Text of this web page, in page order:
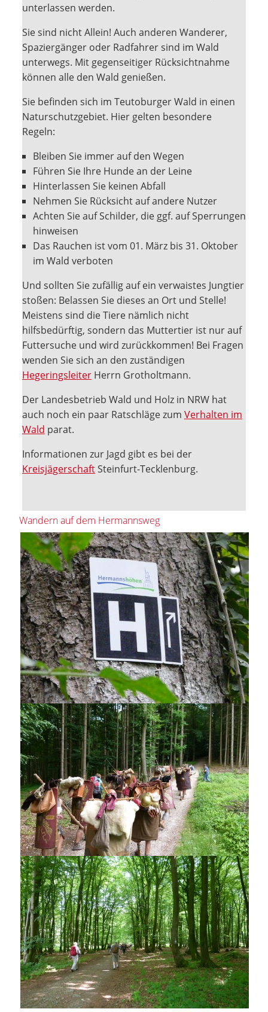
unterlassen werden.
Sie sind nicht Allein! Auch anderen Wanderer,
Spaziergänger oder Radfahrer sind im Wald
unterwegs. Mit gegenseitiger Rücksichtnahme
können alle den Wald genießen.
Sie befinden sich im Teutoburger Wald in einen
Naturschutzgebiet. Hier gelten besondere
Regeln:
Bleiben Sie immer auf den Wegen
Führen Sie Ihre Hunde an der Leine
Hinterlassen Sie keinen Abfall
Nehmen Sie Rücksicht auf andere Nutzer
Achten Sie auf Schilder, die ggf. auf Sperrungen
hinweisen
Das Rauchen ist vom 01. März bis 31. Oktober
im Wald verboten
Und sollten Sie zufällig auf ein verwaistes Jungtier
stoßen: Belassen Sie dieses an Ort und Stelle!
Meistens sind die Tiere nämlich nicht
hilfsbedürftig, sondern das Muttertier ist nur auf
Futtersuche und wird zurückkommen! Bei Fragen
wenden Sie sich an den zuständigen
HegeringsleiterHerrn Grotholtmann.
Der Landesbetrieb Wald und Holz in NRW hat
auch noch ein paar Ratschläge zum Verhalten im
Wald parat.
Informationen zur Jagd gibt es bei der
KreisjägerschaftSteinfurt-Tecklenburg.
Wandern auf dem Hermannsweg